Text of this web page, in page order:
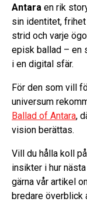
Antara en rik
sin identitet,
strid och varje
episk ballad – en
i en digital sfär.
För den som vill
universum
Ballad of Antara,
vision berättas.
Vill du hålla koll
insikter i hur
gärna vår artikel
bredare överblick